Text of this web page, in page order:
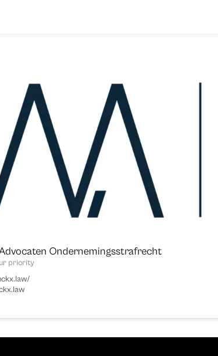
Ondernemingsstrafrecht
priority